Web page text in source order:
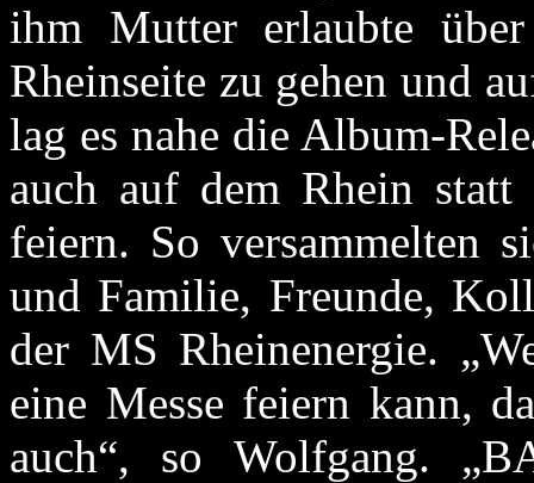
ihm Mutter erlaubte
Rheinseite zu gehen und
lag es nahe die Album-
auch auf dem Rhein
feiern. So versammelten
und Familie, Freunde,
der MS Rheinenergie.
eine Messe feiern kann,
auch“, so Wolfgang.